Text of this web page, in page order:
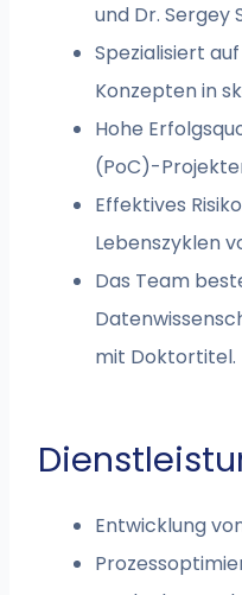
und Dr. Sergey
Spezialisiert
Konzepten in
Hohe
(PoC)-
Effektives
Lebenszyklen
Das Team
mit Doktortitel.
Entwicklung